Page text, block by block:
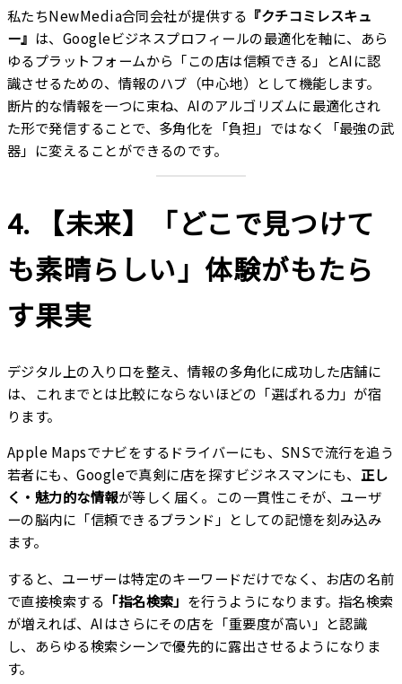
私たちNewMedia合同会社が提供する 『クチコミレスキュ
ー』 は、Googleビジネスプロフィールの最適化を軸に、あら
ゆるプラットフォームから「この店は信頼できる」とAIに認
識させるための、情報のハブ（中心地）として機能します。
断片的な情報を一つに束ね、AIのアルゴリズムに最適化され
た形で発信することで、多角化を「負担」ではなく「最強の武
器」に変えることができるのです。
4. 【未来】「どこで見つけて
も素晴らしい」体験がもたら
す果実
デジタル上の入り口を整え、情報の多角化に成功した店舗に
は、これまでとは比較にならないほどの「選ばれる力」が宿
ります。
Apple Mapsでナビをするドライバーにも、SNSで流行を追う
若者にも、Googleで真剣に店を探すビジネスマンにも、 正し
く・魅力的な情報が等しく届く。この一貫性こそが、ユーザ
ーの脳内に「信頼できるブランド」としての記憶を刻み込み
ます。
すると、ユーザーは特定のキーワードだけでなく、お店の名前
で直接検索する 「指名検索」 を行うようになります。指名検索
が増えれば、AIはさらにその店を「重要度が高い」と認識
し、あらゆる検索シーンで優先的に露出させるようになりま
す。